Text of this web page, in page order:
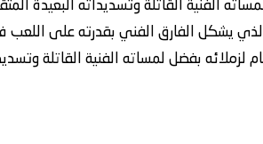
يشكل الفارق الفني بقدرته على اللعب
بفضل لمساته الفنية القاتلة